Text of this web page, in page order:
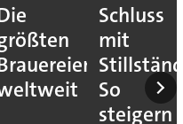
Schluss
mit
So
steigern